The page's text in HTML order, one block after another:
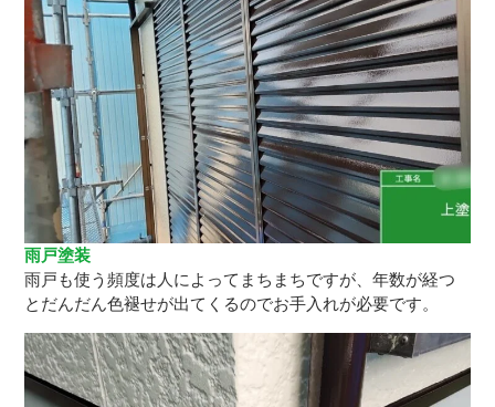
雨戸塗装
雨戸も使う頻度は人によってまちまちですが、年数が経つ
とだんだん色褪せが出てくるのでお手入れが必要です。